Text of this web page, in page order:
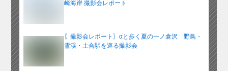
崎海岸 撮影会レポート
〖撮影会レポート〗αと歩く夏の一ノ倉沢 野鳥・
雪渓・土合駅を巡る撮影会